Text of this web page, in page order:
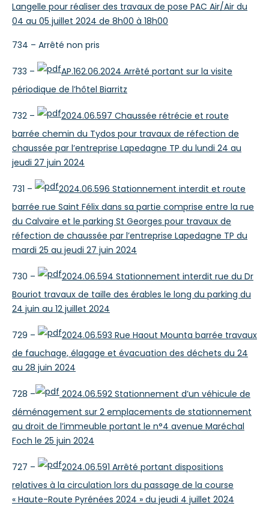
Langelle pour réaliser des travaux de pose PAC Air/Air du
04 au 05 juillet 2024 de 8h00 à 18h00
734 – Arrêté non pris
733 –
AP.162.06.2024 Arrêté portant sur la visite
périodique de l’hôtel Biarritz
732 –
2024.06.597 Chaussée rétrécie et route
barrée chemin du Tydos pour travaux de réfection de
chaussée par l’entreprise Lapedagne TP du lundi 24 au
jeudi 27 juin 2024
731 –
2024.06.596 Stationnement interdit et route
barrée rue Saint Félix dans sa partie comprise entre la rue
du Calvaire et le parking St Georges pour travaux de
réfection de chaussée par l’entreprise Lapedagne TP du
mardi 25 au jeudi 27 juin 2024
730 –
2024.06.594 Stationnement interdit rue du Dr
Bouriot travaux de taille des érables le long du parking du
24 juin au 12 juillet 2024
729 –
2024.06.593 Rue Haout Mounta barrée travaux
de fauchage, élagage et évacuation des déchets du 24
au 28 juin 2024
728 –
2024.06.592 Stationnement d’un véhicule de
déménagement sur 2 emplacements de stationnement
au droit de l’immeuble portant le n°4 avenue Maréchal
Foch le 25 juin 2024
727 –
2024.06.591 Arrêté portant dispositions
relatives à la circulation lors du passage de la course
« Haute-Route Pyrénées 2024 » du jeudi 4 juillet 2024